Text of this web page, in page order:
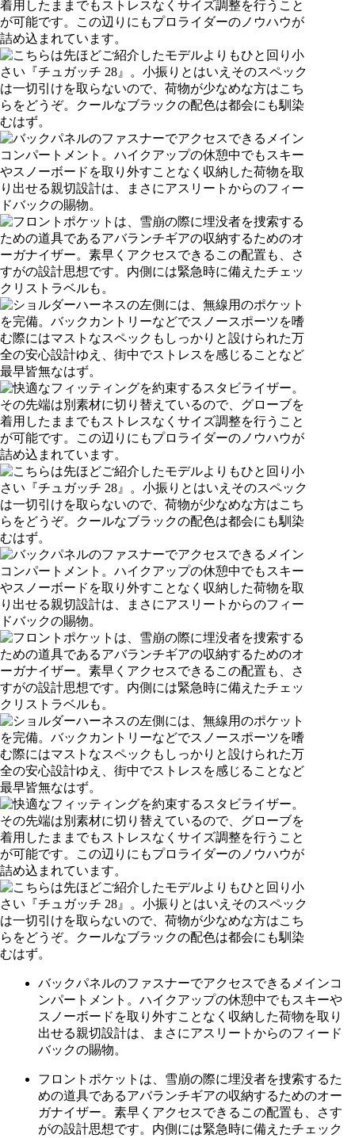
バックパネルのファスナーでアクセスできるメインコ
ンパートメント。ハイクアップの休憩中でもスキーや
スノーボードを取り外すことなく収納した荷物を取り
出せる親切設計は、まさにアスリートからのフィード
バックの賜物。
フロントポケットは、雪崩の際に埋没者を捜索するた
めの道具であるアバランチギアの収納するためのオー
ガナイザー。素早くアクセスできるこの配置も、さす
がの設計思想です。内側には緊急時に備えたチェック